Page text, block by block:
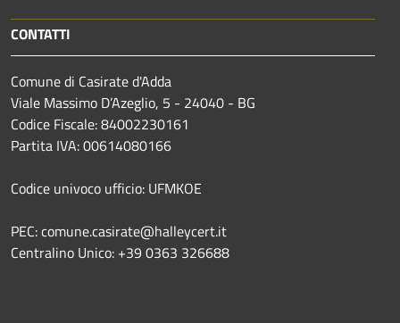
CONTATTI
Comune di Casirate d'Adda
Viale Massimo D’Azeglio, 5 - 24040 - BG
Codice Fiscale: 84002230161
Partita IVA: 00614080166
Codice univoco ufficio: UFMKOE
PEC: comune.casirate@halleycert.it
Centralino Unico: +39 0363 326688